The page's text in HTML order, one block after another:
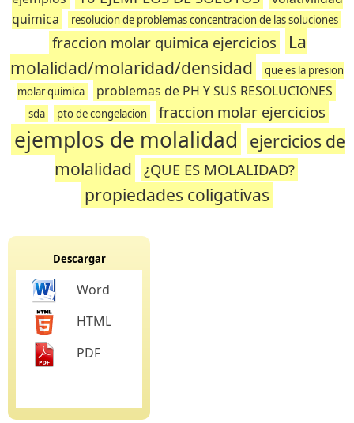
quimica
resolucion de problemas concentracion de las soluciones
fraccion molar quimica ejercicios
La
molalidad/molaridad/densidad
que es la presion
molar quimica
problemas de PH Y SUS RESOLUCIONES
sda pto de congelacion fraccion molar ejercicios
ejemplos de molalidad
ejercicios de
molalidad
¿QUE ES MOLALIDAD?
propiedades coligativas
Descargar
Word
HTML
PDF